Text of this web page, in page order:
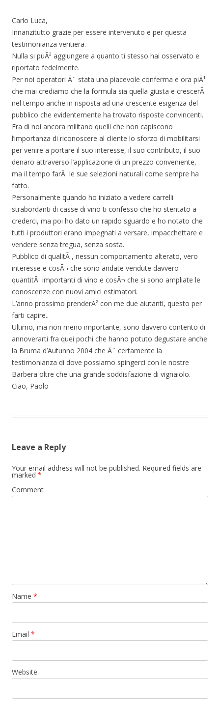
Carlo Luca,
Innanzitutto grazie per essere intervenuto e per questa
testimonianza veritiera.
Nulla si puÃ² aggiungere a quanto ti stesso hai osservato e
riportato fedelmente.
Per noi operatori Ã¨ stata una piacevole conferma e ora piÃ¹
che mai crediamo che la formula sia quella giusta e crescerÃ
nel tempo anche in risposta ad una crescente esigenza del
pubblico che evidentemente ha trovato risposte convincenti.
Fra di noi ancora militano quelli che non capiscono
l’importanza di riconoscere al cliente lo sforzo di mobilitarsi
per venire a portare il suo interesse, il suo contributo, il suo
denaro attraverso l’applicazione di un prezzo conveniente,
ma il tempo farÃ le sue selezioni naturali come sempre ha
fatto.
Personalmente quando ho iniziato a vedere carrelli
strabordanti di casse di vino ti confesso che ho stentato a
crederci, ma poi ho dato un rapido sguardo e ho notato che
tutti i produttori erano impegnati a versare, impacchettare e
vendere senza tregua, senza sosta.
Pubblico di qualitÃ , nessun comportamento alterato, vero
interesse e cosÃ¬ che sono andate vendute davvero
quantitÃ importanti di vino e cosÃ¬ che si sono ampliate le
conoscenze con nuovi amici estimatori.
L’anno prossimo prenderÃ² con me due aiutanti, questo per
farti capire..
Ultimo, ma non meno importante, sono davvero contento di
annoverarti fra quei pochi che hanno potuto degustare anche
la Bruma d’Autunno 2004 che Ã¨ certamente la
testimonianza di dove possiamo spingerci con le nostre
Barbera oltre che una grande soddisfazione di vignaiolo.
Ciao, Paolo
Leave a Reply
Your email address will not be published. Required fields are
marked *
Comment
Name *
Email *
Website